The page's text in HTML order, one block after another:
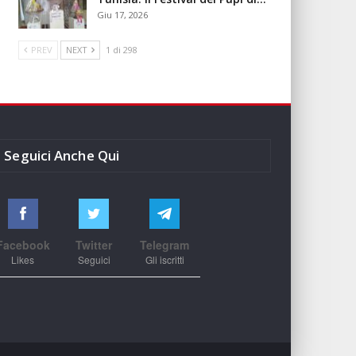
Giu 17, 2026
PREV NEXT 1 di 298
Seguici Anche Qui
Likes
Twitter
Seguici
Telegram
Gli iscritti